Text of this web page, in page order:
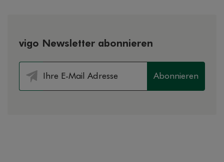
vigo Newsletter abonnieren
Abonnieren